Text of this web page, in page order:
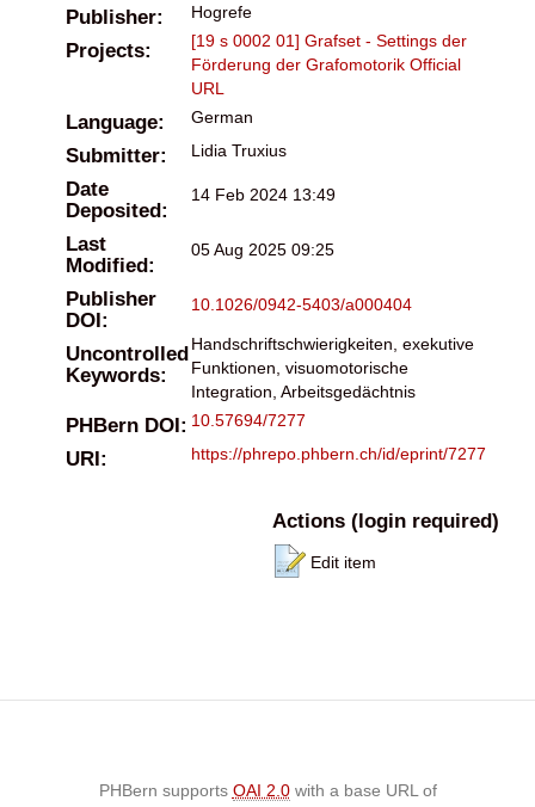
Publisher: Hogrefe
Projects:
[19 s 0002 01] Grafset - Settings der
Förderung der Grafomotorik Official
URL
Language: German
Submitter: Lidia Truxius
Date
Deposited:
14 Feb 2024 13:49
Last
Modified:
05 Aug 2025 09:25
Publisher
DOI:
10.1026/0942-5403/a000404
Uncontrolled
Keywords:
Handschriftschwierigkeiten, exekutive
Funktionen, visuomotorische
Integration, Arbeitsgedächtnis
PHBern DOI: 10.57694/7277
URI: https://phrepo.phbern.ch/id/eprint/7277
Actions (login required)
Edit item
PHBern supports OAI 2.0with a base URL of